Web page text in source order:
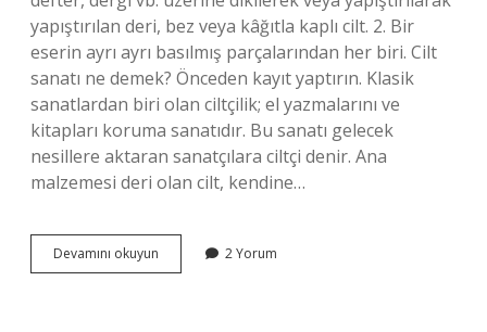
yapıştırılan deri, bez veya kâğıtla kaplı cilt. 2. Bir
eserin ayrı ayrı basılmış parçalarından her biri. Cilt
sanatı ne demek? Önceden kayıt yaptırın. Klasik
sanatlardan biri olan ciltçilik; el yazmalarını ve
kitapları koruma sanatıdır. Bu sanatı gelecek
nesillere aktaran sanatçılara ciltçi denir. Ana
malzemesi deri olan cilt, kendine…
Devamını okuyun
Ne
2 Yorum